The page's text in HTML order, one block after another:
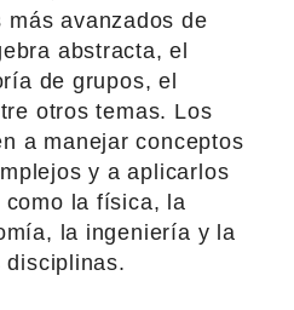
más avanzados de
abstracta, el
de grupos, el
otros temas. Los
a manejar conceptos
y a aplicarlos
la física, la
la ingeniería y la